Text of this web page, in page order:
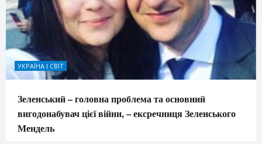
УКРАЇНА І СВІТ
Зеленський – головна проблема та основний
вигодонабувач цієї війни, – ексречниця Зеленського
Мендель